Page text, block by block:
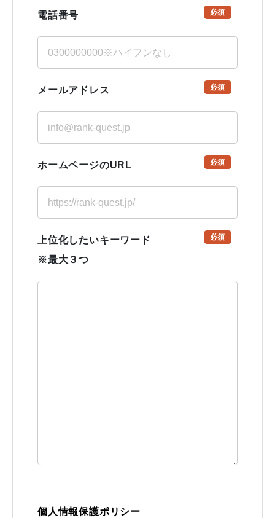
電話番号 必須
メールアドレス 必須
ホームページのURL 必須
上位化したいキーワード
※最大３つ
必須
個人情報保護ポリシー